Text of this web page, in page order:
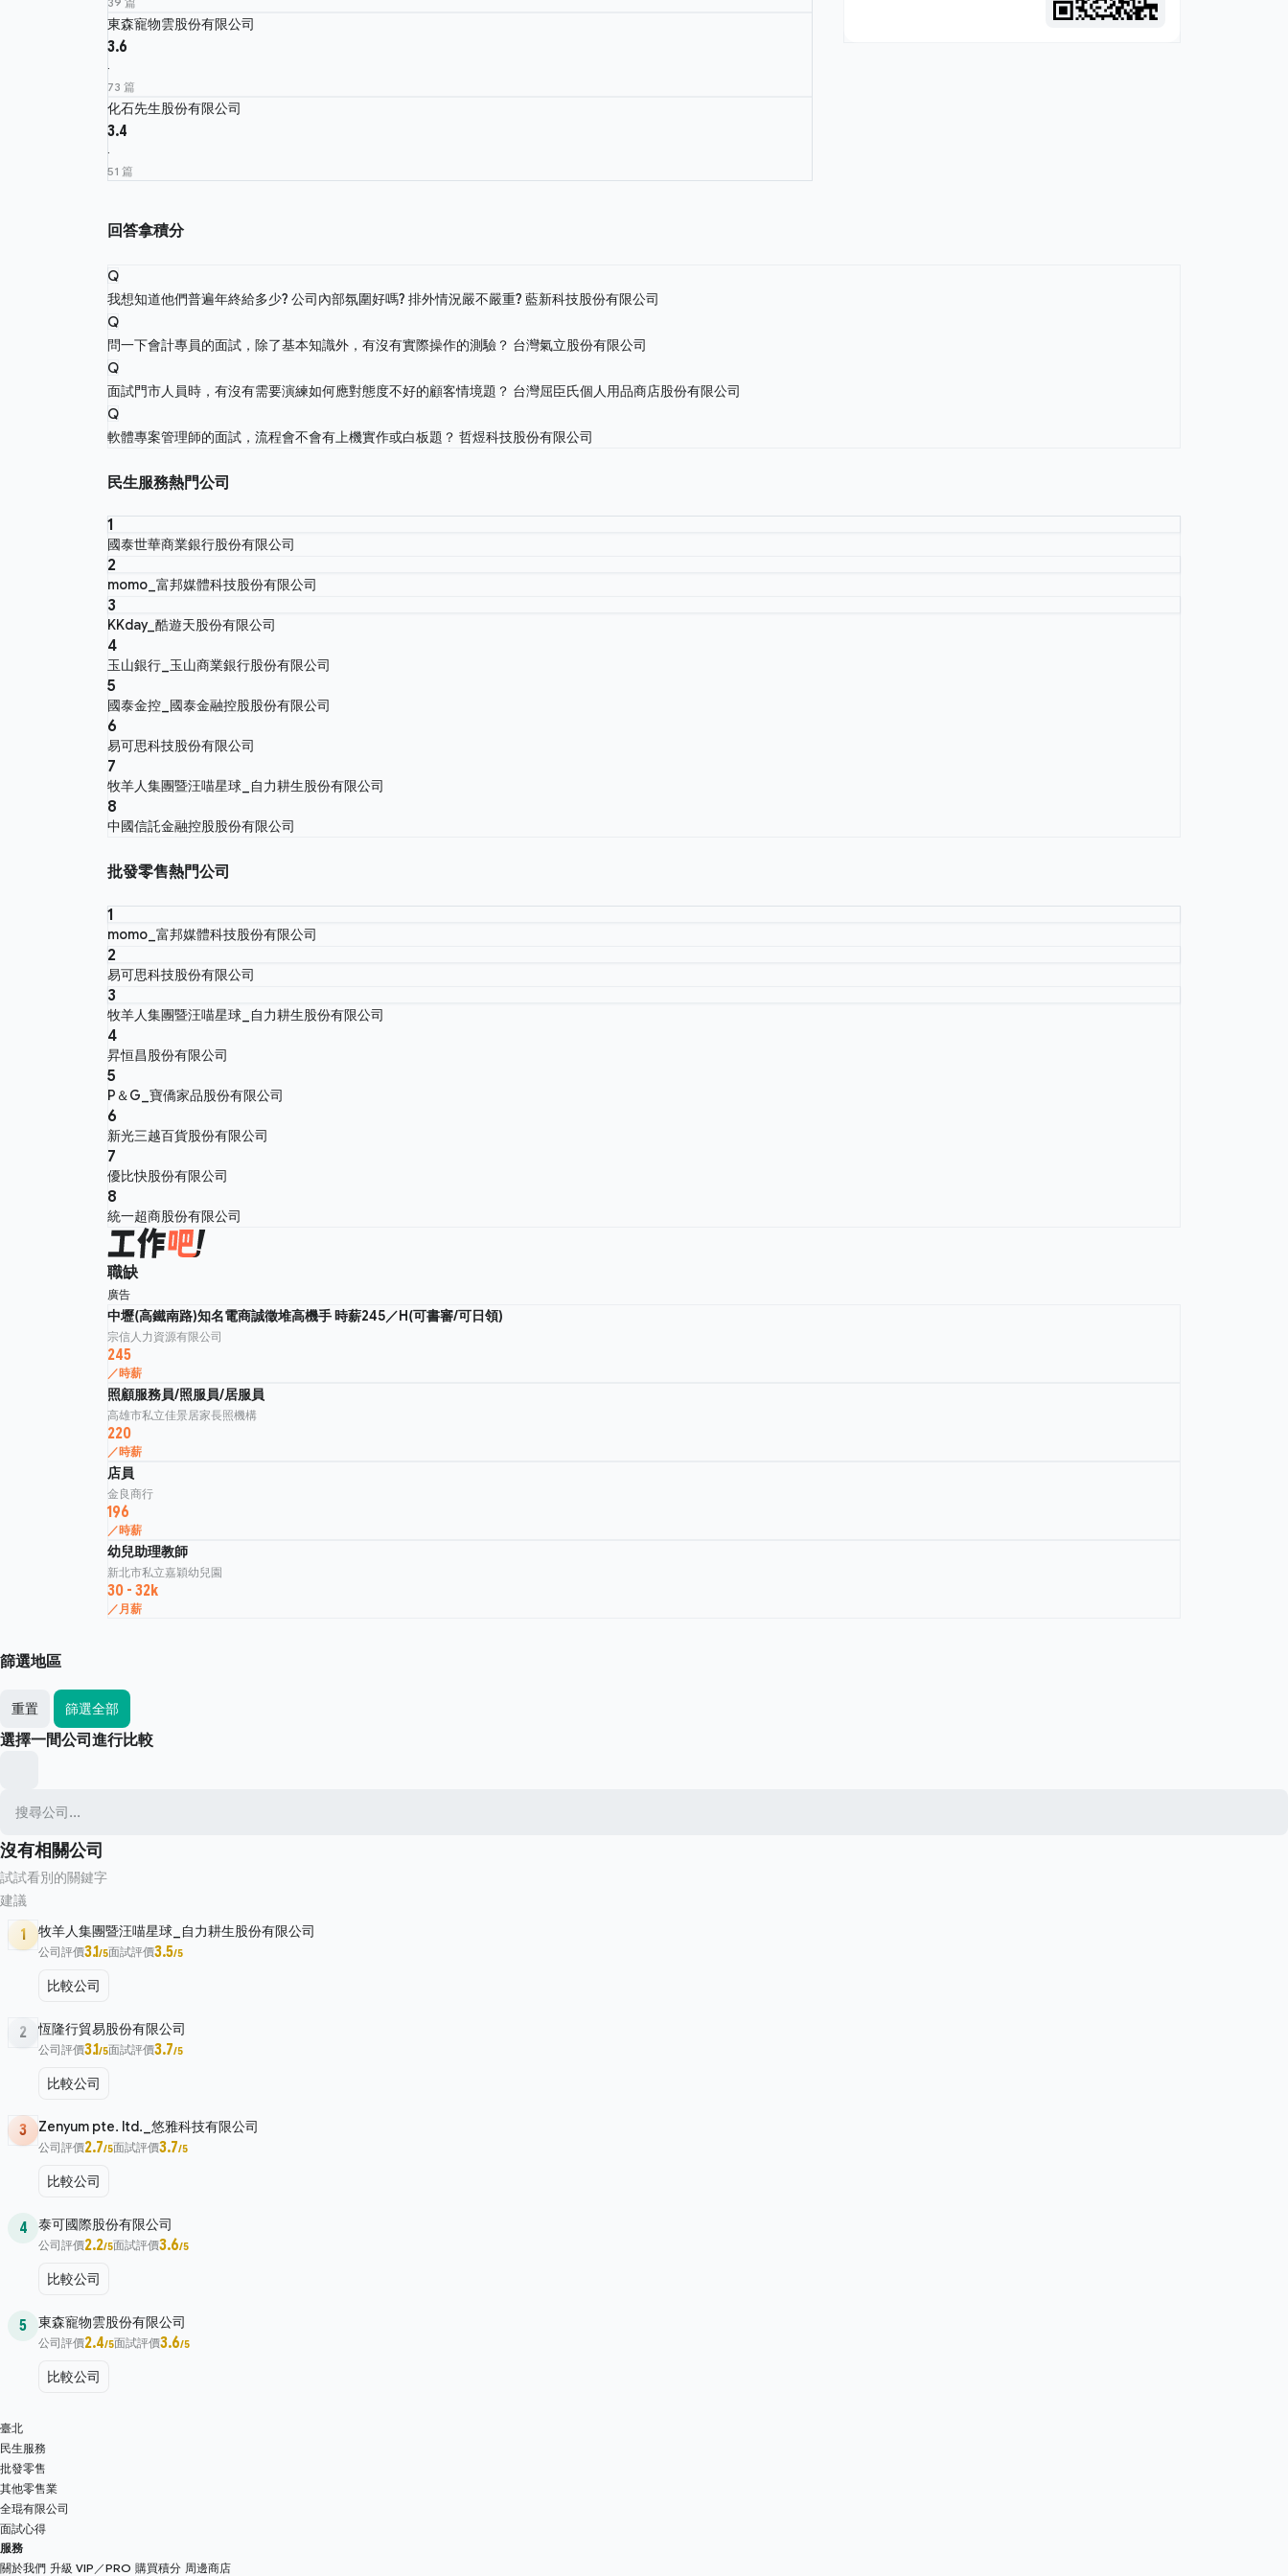
東森寵物雲股份有限公司
3.6
·
73 篇
化石先生股份有限公司
3.4
·
51 篇
回答拿積分
Q
我想知道他們普遍年終給多少? 公司內部氛圍好嗎? 排外情況嚴不嚴重? 藍新科技股份有限公司
Q
問一下會計專員的面試，除了基本知識外，有沒有實際操作的測驗？ 台灣氣立股份有限公司
Q
面試門市人員時，有沒有需要演練如何應對態度不好的顧客情境題？ 台灣屈臣氏個人用品商店股份有限公司
Q
軟體專案管理師的面試，流程會不會有上機實作或白板題？ 哲煜科技股份有限公司
民生服務熱門公司
1
國泰世華商業銀行股份有限公司
2
momo_富邦媒體科技股份有限公司
3
KKday_酷遊天股份有限公司
4
玉山銀行_玉山商業銀行股份有限公司
5
國泰金控_國泰金融控股股份有限公司
6
易可思科技股份有限公司
7
牧羊人集團暨汪喵星球_自力耕生股份有限公司
8
中國信託金融控股股份有限公司
批發零售熱門公司
1
momo_富邦媒體科技股份有限公司
2
易可思科技股份有限公司
3
牧羊人集團暨汪喵星球_自力耕生股份有限公司
4
昇恒昌股份有限公司
5
P＆G_寶僑家品股份有限公司
6
新光三越百貨股份有限公司
7
優比快股份有限公司
8
統一超商股份有限公司
職缺
廣告
中壢(高鐵南路)知名電商誠徵堆高機手 時薪245／H(可書審/可日領)
宗信人力資源有限公司
245
／時薪
照顧服務員/照服員/居服員
高雄市私立佳景居家長照機構
220
／時薪
店員
金良商行
196
／時薪
幼兒助理教師
新北市私立嘉穎幼兒園
30 - 32k
／月薪
篩選地區
重置 篩選全部
選擇一間公司進行比較
沒有相關公司
試試看別的關鍵字
建議
1 牧羊人集團暨汪喵星球_自力耕生股份有限公司
公司評價3.1/5面試評價3.5/5
比較公司
2 恆隆行貿易股份有限公司
公司評價3.1/5面試評價3.7/5
比較公司
3 Zenyum pte. ltd._悠雅科技有限公司
公司評價2.7/5面試評價3.7/5
比較公司
4 泰可國際股份有限公司
公司評價2.2/5面試評價3.6/5
比較公司
5 東森寵物雲股份有限公司
公司評價2.4/5面試評價3.6/5
比較公司
臺北
民生服務
批發零售
其他零售業
全琨有限公司
面試心得
服務
關於我們 升級 VIP／PRO 購買積分 周邊商店